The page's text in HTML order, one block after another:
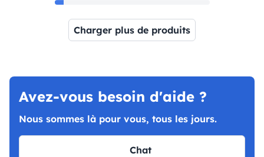
Charger plus de produits
Avez-vous besoin d'aide ?
Nous sommes là pour vous, tous les jours.
Chat